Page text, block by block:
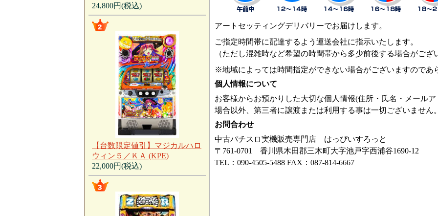
24,800円(税込)
【台数限定値引】マジカルハロ
ウィン５／ＫＡ (KPE)
22,000円(税込)
アートセッティングデリバリーでお届けします。
ご指定時間帯に配達するよう運送会社に指示いたします。
（ただし混雑時など希望の時間帯から多少前後する場合がござ
※地域によっては時間指定ができない場合がございますのであ
個人情報について
お客様からお預かりした大切な個人情報(住所・氏名・メール
場合以外、第三者に譲渡または利用する事は一切ございません
お問合わせ
中古パチスロ実機販売専門店 はっぴいすろっと
〒761-0701 香川県木田郡三木町大字池戸字西浦谷1690-12
TEL：090-4505-5488 FAX：087-814-6667